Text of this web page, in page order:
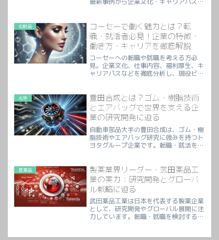
化粧品
コーセーで働く魅力とは？転
職・就活者必見！企業の特徴・
働き方・キャリアを徹底解説
コーセーへの転職や就職を考える方必
見。企業文化、仕事内容、福利厚生、キ
ャリアパスなどを徹底分析し、現役ビジ
化学
豊田合成とは？ゴム・樹脂技術
とエアバッグで世界を支える企
業の研究開発に迫る
自動車部品大手の豊田合成は、ゴム・樹
脂技術やエアバッグ研究に強みを持つト
ヨタグループ企業です。転職・就活を検
リア情報を詳しくまとめました。
医薬品
製薬業界リーダー・武田薬品工
業の実力：研究開発とグローバ
ル戦略に迫る
武田薬品工業は日本を代表する製薬企業
として、研究開発やグローバル展開に注
力しています。転職・就職を検討する方